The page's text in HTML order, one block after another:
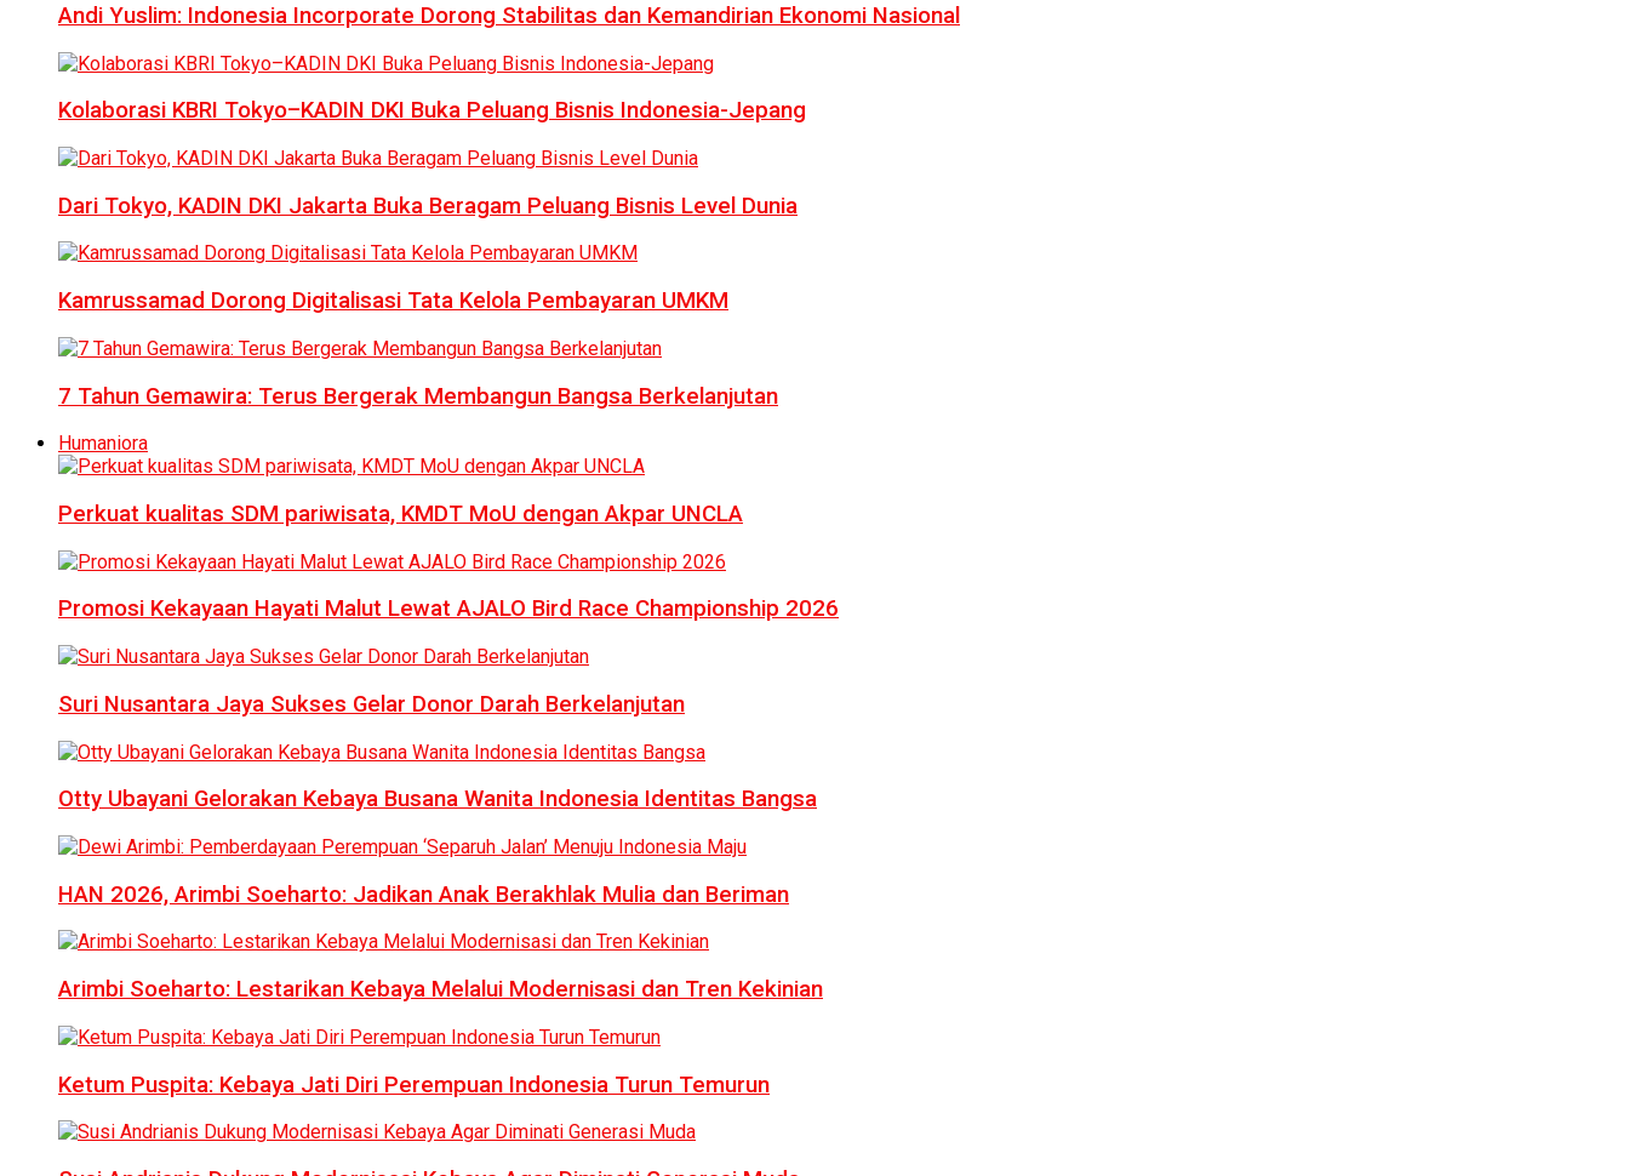
Andi Yuslim: Indonesia Incorporate Dorong Stabilitas dan Kemandirian Ekonomi Nasional
Kolaborasi KBRI Tokyo–KADIN DKI Buka Peluang Bisnis Indonesia-Jepang
Dari Tokyo, KADIN DKI Jakarta Buka Beragam Peluang Bisnis Level Dunia
Kamrussamad Dorong Digitalisasi Tata Kelola Pembayaran UMKM
7 Tahun Gemawira: Terus Bergerak Membangun Bangsa Berkelanjutan
Humaniora
Perkuat kualitas SDM pariwisata, KMDT MoU dengan Akpar UNCLA
Promosi Kekayaan Hayati Malut Lewat AJALO Bird Race Championship 2026
Suri Nusantara Jaya Sukses Gelar Donor Darah Berkelanjutan
Otty Ubayani Gelorakan Kebaya Busana Wanita Indonesia Identitas Bangsa
HAN 2026, Arimbi Soeharto: Jadikan Anak Berakhlak Mulia dan Beriman
Arimbi Soeharto: Lestarikan Kebaya Melalui Modernisasi dan Tren Kekinian
Ketum Puspita: Kebaya Jati Diri Perempuan Indonesia Turun Temurun